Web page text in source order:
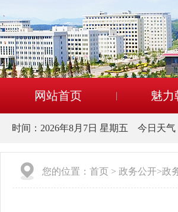
网站首页 魅力
时间： 2026年8月7日 星期五 今日天气
您的位置： 首页 > 政务公开>政